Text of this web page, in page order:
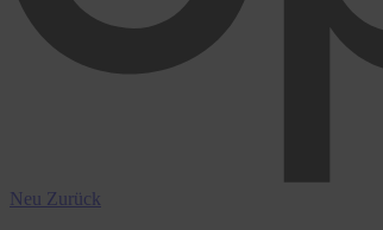
Neu Zurück